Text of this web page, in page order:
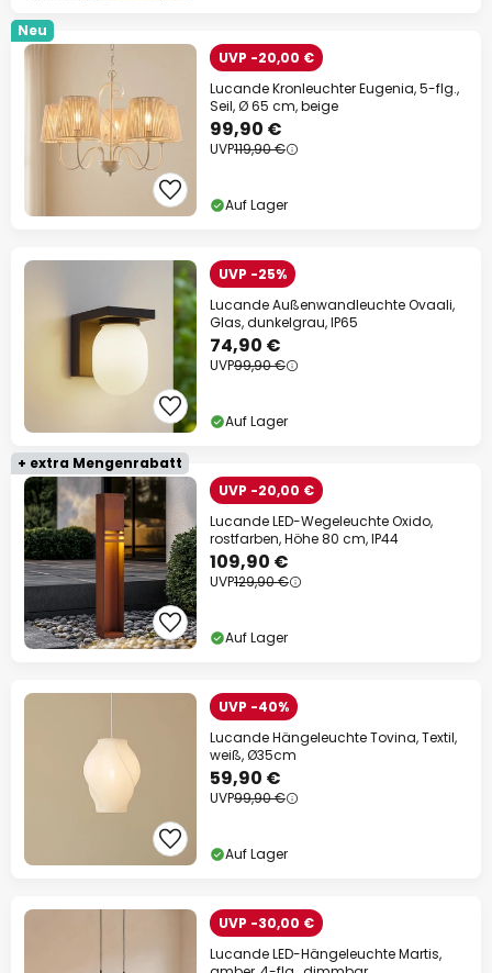
Neu
UVP -20,00 €
Lucande Kronleuchter Eugenia, 5-flg.,
Seil, Ø 65 cm, beige
99,90 €
UVP119,90 €
Auf Lager
UVP -25%
Lucande Außenwandleuchte Ovaali,
Glas, dunkelgrau, IP65
74,90 €
UVP99,90 €
Auf Lager
+ extra Mengenrabatt
UVP -20,00 €
Lucande LED-Wegeleuchte Oxido,
rostfarben, Höhe 80 cm, IP44
109,90 €
UVP129,90 €
Auf Lager
UVP -40%
Lucande Hängeleuchte Tovina, Textil,
weiß, Ø35cm
59,90 €
UVP99,90 €
Auf Lager
UVP -30,00 €
Lucande LED-Hängeleuchte Martis,